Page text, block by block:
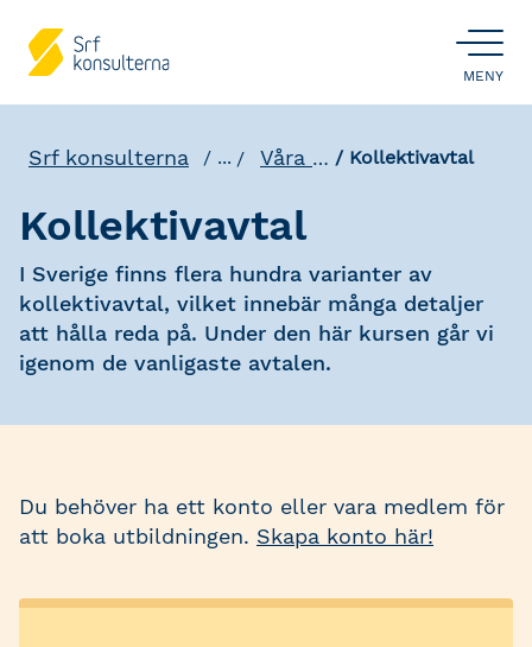
ÖPPNA
MENY
Srf konsulterna ... Våra utbildningar Kollektivavtal
Kollektivavtal
I Sverige finns flera hundra varianter av
kollektivavtal, vilket innebär många detaljer
att hålla reda på. Under den här kursen går vi
igenom de vanligaste avtalen.
Du behöver ha ett konto eller vara medlem för
att boka utbildningen. Skapa konto här!